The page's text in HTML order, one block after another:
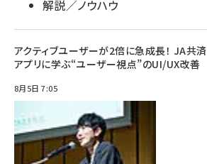
解説／ノウハウ
アクティブユーザーが2倍に急成長！ JA共済
アプリに学ぶ“ユーザー視点”のUI/UX改善
8月5日 7:05